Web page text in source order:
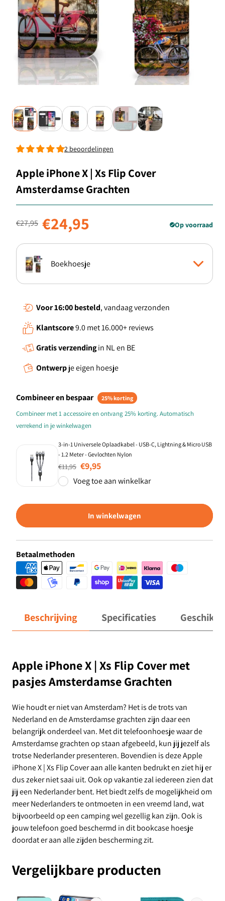
2 beoordelingen
Apple iPhone X | Xs Flip Cover
Amsterdamse Grachten
Normale prijs
€27,95
Aanbiedingsprijs
€24,95 Op voorraad
Boekhoesje
Standcase Hoesje
TPU Hoesje
TPU Case anti-shock
Voor 16:00besteld, vandaag verzonden
Klantscore9.0 met 16.000+ reviews
Gratis verzendingin NL en BE
Ontwerpje eigen hoesje
Combineer en bespaar 25% korting
Combineer met 1 accessoire en ontvang 25% korting. Automatisch
verrekend in je winkelwagen
3-in-1 Universele Oplaadkabel - USB-C, Lightning & Micro USB
- 1.2 Meter - Gevlochten Nylon
Normale prijs
€11,95 Aanbiedingsprijs
€9,95
Voeg toe aan winkelkar
In winkelwagen
Betaalmethoden
Beschrijving Specificaties Geschikt
Apple iPhone X | Xs Flip Cover met
pasjes Amsterdamse Grachten
Wie houdt er niet van Amsterdam? Het is de trots van
Nederland en de Amsterdamse grachten zijn daar een
belangrijk onderdeel van. Met dit telefoonhoesje waar de
Amsterdamse grachten op staan afgebeeld, kun jij jezelf als
trotse Nederlander presenteren. Bovendien is deze Apple
iPhone X | Xs Flip Cover aan alle kanten bedrukt en ziet hij er
dus zeker niet saai uit. Ook op vakantie zal iedereen zien dat
jij een Nederlander bent. Het biedt zelfs de mogelijkheid om
meer Nederlanders te ontmoeten in een vreemd land, wat
bijvoorbeeld op een camping wel gezellig kan zijn. Ook is
jouw telefoon goed beschermd in dit bookcase hoesje
doordat er aan alle zijden bescherming zit.
Vergelijkbare producten